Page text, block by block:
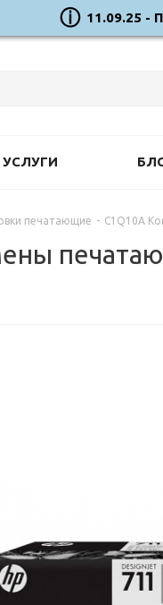
11.09.25 -
печатающие - C1Q10A